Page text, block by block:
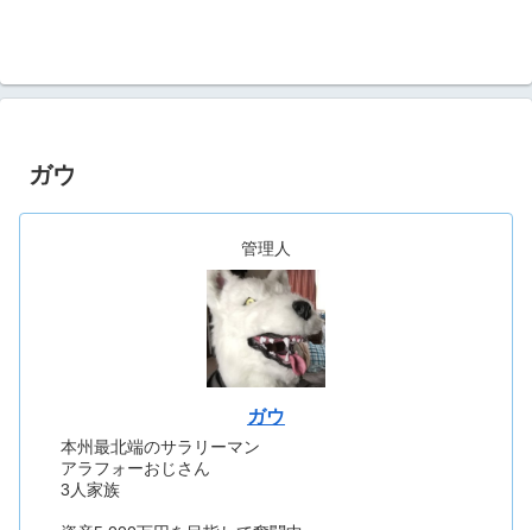
ガウ
管理人
ガウ
本州最北端のサラリーマン
アラフォーおじさん
3人家族